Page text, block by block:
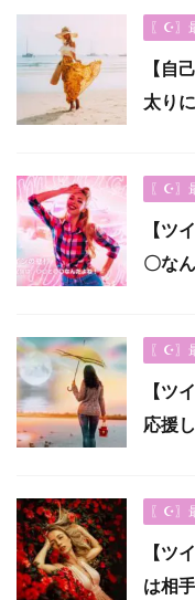
〖☪︎〗
【自
太り
〖☪︎〗
【ツ
〇な
〖☪︎〗
【ツ
応援
〖☪︎〗
【ツ
は相